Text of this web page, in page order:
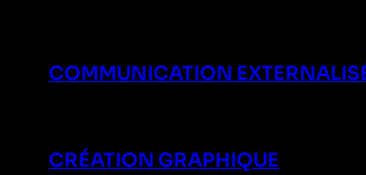
COMMUNICATION
CRÉATION GRAPHIQUE